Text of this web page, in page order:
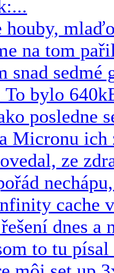
houby,
na tom
snad sedmé
To bylo
posledne
Micronu
ze
cache
dnes a
to tu